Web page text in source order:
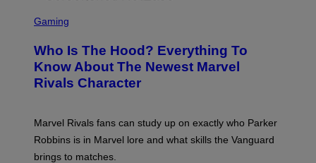
B
N
K
/
N
B
N
V
E
O
Z
A
R
K
G
E
T
Y
C
E
N
S
H
N
E
E
Gaming
Who Is The Hood? Everything To
Know About The Newest Marvel
Rivals Character
Marvel Rivals fans can study up on exactly who Parker
Robbins is in Marvel lore and what skills the Vanguard
brings to matches.